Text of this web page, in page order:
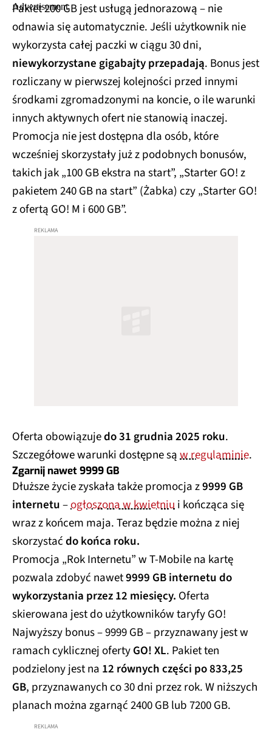
Pakiet 200 GB jest usługą jednorazową – nie
odnawia się automatycznie. Jeśli użytkownik nie
wykorzysta całej paczki w ciągu 30 dni,
niewykorzystane gigabajty przepadają. Bonus jest
rozliczany w pierwszej kolejności przed innymi
środkami zgromadzonymi na koncie, o ile warunki
innych aktywnych ofert nie stanowią inaczej.
Promocja nie jest dostępna dla osób, które
wcześniej skorzystały już z podobnych bonusów,
takich jak „100 GB ekstra na start”, „Starter GO! z
pakietem 240 GB na start” (Żabka) czy „Starter GO!
z ofertą GO! M i 600 GB”.
Oferta obowiązujedo 31 grudnia 2025 roku.
Szczegółowe warunki dostępne sąw regulaminie.
Zgarnij nawet 9999 GB
Dłuższe życie zyskała także promocja z9999 GB
internetu–ogłoszona w kwietniui kończąca się
wraz z końcem maja. Teraz będzie można z niej
skorzystaćdo końca roku.
Promocja „Rok Internetu” w T-Mobile na kartę
pozwala zdobyć nawet9999 GB internetu do
wykorzystania przez 12 miesięcy. Oferta
skierowana jest do użytkowników taryfy GO!
Najwyższy bonus – 9999 GB – przyznawany jest w
ramach cyklicznej ofertyGO! XL. Pakiet ten
podzielony jest na 12 równych części po 833,25
GB, przyznawanych co 30 dni przez rok. W niższych
planach można zgarnąć 2400 GB lub 7200 GB.